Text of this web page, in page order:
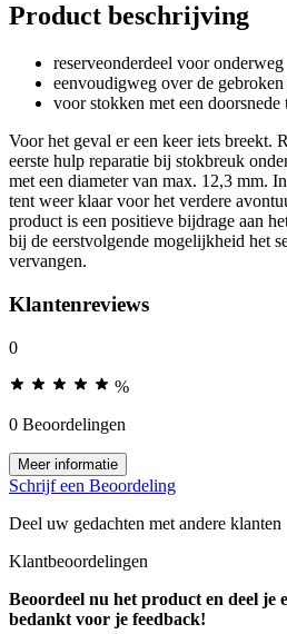
Product beschrijving
reserveonderdeel voor onderweg
eenvoudigweg over de
voor stokken met een
Voor het geval er een keer iets breekt.
eerste hulp reparatie bij stokbreuk
met een diameter van max. 12,3 mm.
tent weer klaar voor het verdere
product is een positieve bijdrage aan
bij de eerstvolgende mogelijkheid het
vervangen.
Klantenreviews
0
%
0 Beoordelingen
Meer informatie
Schrijf een Beoordeling
Deel uw gedachten met andere klanten
Klantbeoordelingen
Beoordeel nu het product en deel je
bedankt voor je feedback!